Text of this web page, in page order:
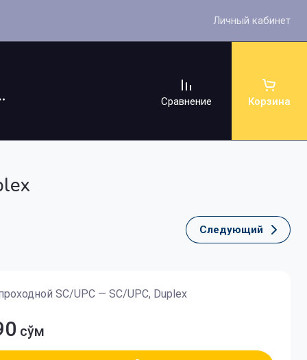
Личный кабинет
Сравнение Корзина
Следующий
SC/UPC — SC/UPC, Duplex
сўм